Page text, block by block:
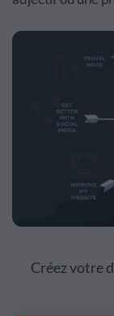
Créez votre